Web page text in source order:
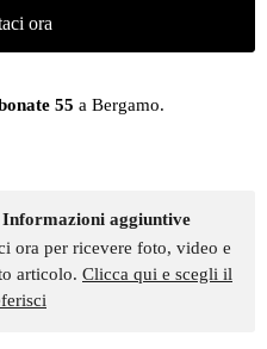
ora
55 a Bergamo.
aggiuntive
ora per ricevere foto, video e
articolo. Clicca qui e scegli il